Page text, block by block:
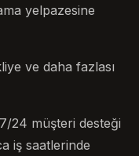
yelpazesine
ve daha fazlası
24 müşteri desteği
iş saatlerinde